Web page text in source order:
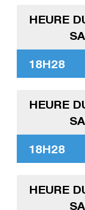
HEURE
18H28
HEURE
18H28
HEURE